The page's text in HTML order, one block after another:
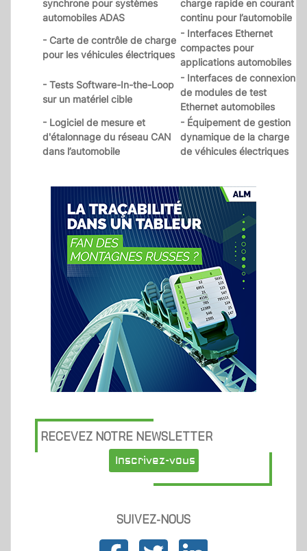
synchrone pour systèmes
automobiles ADAS
charge rapide en courant
continu pour l’automobile
- Carte de contrôle de charge
pour les véhicules électriques
- Interfaces Ethernet
compactes pour
applications automobiles
- Tests Software-In-the-Loop
sur un matériel cible
- Interfaces de connexion
de modules de test
Ethernet automobiles
- Logiciel de mesure et
d'étalonnage du réseau CAN
dans l’automobile
- Équipement de gestion
dynamique de la charge
de véhicules électriques
RECEVEZ NOTRE NEWSLETTER
Inscrivez-vous
SUIVEZ-NOUS